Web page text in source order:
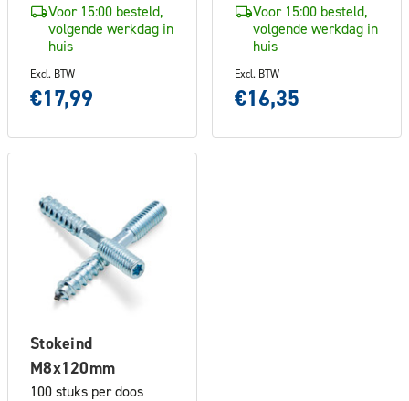
Voor 15:00 besteld,
volgende werkdag in
huis
Excl. BTW
€17,99
Voor 15:00 besteld,
volgende werkdag in
huis
Excl. BTW
€16,35
Stokeind
M8x120mm
100 stuks per doos